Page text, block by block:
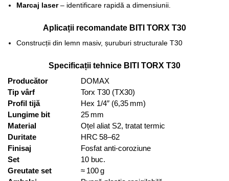
Marcaj laser– identificare rapidă a dimensiunii.
Aplicații recomandate BITI TORX T30
Construcții din lemn masiv, șuruburi structurale T30
Specificații tehnice BITI TORX T30
Producător
DOMAX
Tip vârf
Torx T30 (TX30)
Profil tijă
Hex 1/4″ (6,35 mm)
Lungime bit
25 mm
Material
Oțel aliat S2, tratat termic
Duritate
HRC 58–62
Finisaj
Fosfat anti‑coroziune
Set
10 buc.
Greutate set
≈ 100 g